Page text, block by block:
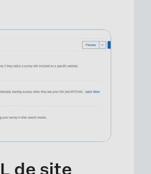
de site